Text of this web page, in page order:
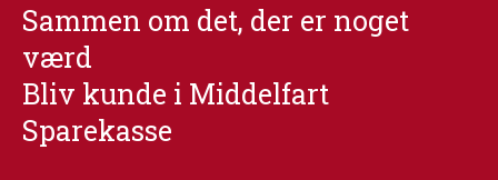
Sammen om det, der er noget
værd
Bliv kunde i Middelfart
Sparekasse